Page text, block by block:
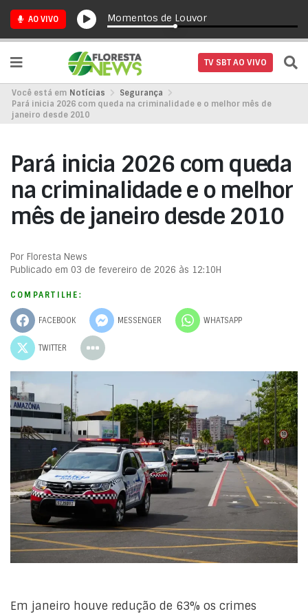
AO VIVO Momentos de Louvor
TV SBT AO VIVO
Você está em Notícias
Segurança
Pará inicia 2026 com queda na criminalidade e o melhor mês de
janeiro desde 2010
Pará inicia 2026 com queda
na criminalidade e o melhor
mês de janeiro desde 2010
Por Floresta News
Publicado em 03 de fevereiro de 2026 às 12:10H
COMPARTILHE:
FACEBOOK MESSENGER WHATSAPP
TWITTER
Em janeiro houve redução de 63% os crimes